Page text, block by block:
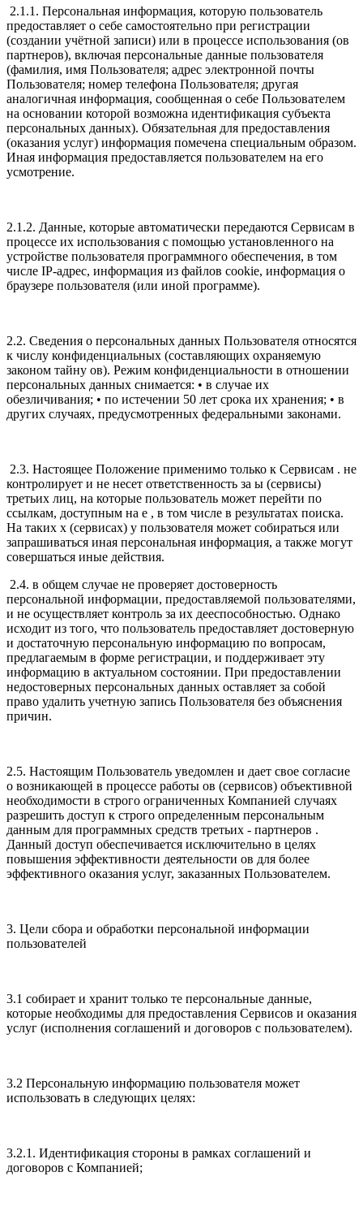
2.1.1. Персональная информация, которую пользователь
предоставляет о себе самостоятельно при регистрации
(создании учётной записи) или в процессе использования (ов
партнеров), включая персональные данные пользователя
(фамилия, имя Пользователя; адрес электронной почты
Пользователя; номер телефона Пользователя; другая
аналогичная информация, сообщенная о себе Пользователем
на основании которой возможна идентификация субъекта
персональных данных). Обязательная для предоставления
(оказания услуг) информация помечена специальным образом.
Иная информация предоставляется пользователем на его
усмотрение.
2.1.2. Данные, которые автоматически передаются Сервисам в
процессе их использования с помощью установленного на
устройстве пользователя программного обеспечения, в том
числе IP-адрес, информация из файлов cookie, информация о
браузере пользователя (или иной программе).
2.2. Сведения о персональных данных Пользователя относятся
к числу конфиденциальных (составляющих охраняемую
законом тайну ов). Режим конфиденциальности в отношении
персональных данных снимается: • в случае их
обезличивания; • по истечении 50 лет срока их хранения; • в
других случаях, предусмотренных федеральными законами.
2.3. Настоящее Положение применимо только к Сервисам . не
контролирует и не несет ответственность за ы (сервисы)
третьих лиц, на которые пользователь может перейти по
ссылкам, доступным на е , в том числе в результатах поиска.
На таких х (сервисах) у пользователя может собираться или
запрашиваться иная персональная информация, а также могут
совершаться иные действия.
2.4. в общем случае не проверяет достоверность
персональной информации, предоставляемой пользователями,
и не осуществляет контроль за их дееспособностью. Однако
исходит из того, что пользователь предоставляет достоверную
и достаточную персональную информацию по вопросам,
предлагаемым в форме регистрации, и поддерживает эту
информацию в актуальном состоянии. При предоставлении
недостоверных персональных данных оставляет за собой
право удалить учетную запись Пользователя без объяснения
причин.
2.5. Настоящим Пользователь уведомлен и дает свое согласие
о возникающей в процессе работы ов (сервисов) объективной
необходимости в строго ограниченных Компанией случаях
разрешить доступ к строго определенным персональным
данным для программных средств третьих - партнеров .
Данный доступ обеспечивается исключительно в целях
повышения эффективности деятельности ов для более
эффективного оказания услуг, заказанных Пользователем.
3. Цели сбора и обработки персональной информации
пользователей
3.1 собирает и хранит только те персональные данные,
которые необходимы для предоставления Сервисов и оказания
услуг (исполнения соглашений и договоров с пользователем).
3.2 Персональную информацию пользователя может
использовать в следующих целях:
3.2.1. Идентификация стороны в рамках соглашений и
договоров с Компанией;